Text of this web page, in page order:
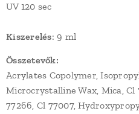
UV 120 sec
Kiszerelés: 9 ml
Összetevők:
Acrylates Copolymer,
Microcrystalline Wax, Mica, Cl
77266, Cl 77007,